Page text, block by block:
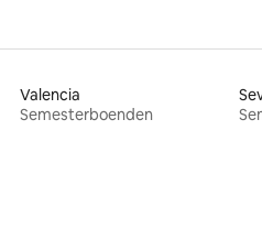
Valencia
Semesterboenden